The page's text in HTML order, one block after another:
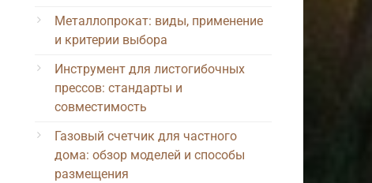
Металлопрокат: виды, применение
и критерии выбора
Инструмент для листогибочных
прессов: стандарты и
совместимость
Газовый счетчик для частного
дома: обзор моделей и способы
размещения